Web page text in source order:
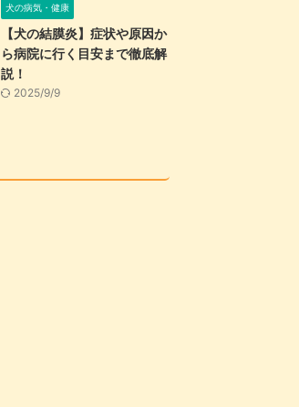
犬の病気・健康
【犬の結膜炎】症状や原因か
ら病院に行く目安まで徹底解
説！
2025/9/9